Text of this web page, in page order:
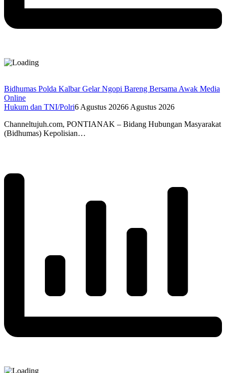
Bidhumas Polda Kalbar Gelar Ngopi Bareng Bersama Awak Media
Online
Hukum dan TNI/Polri6 Agustus 20266 Agustus 2026
Channeltujuh.com, PONTIANAK – Bidang Hubungan Masyarakat
(Bidhumas) Kepolisian…